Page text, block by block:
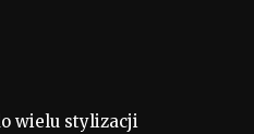
wielu stylizacji